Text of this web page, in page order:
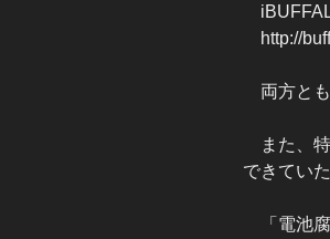
http://
両方とも
また、特
できてい
「電池腐